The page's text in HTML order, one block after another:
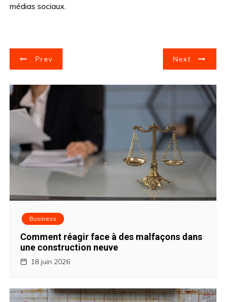
médias sociaux.
N
a
v
g
a
e
Prev Next
Business
Comment réagir face à des malfaçons dans
une construction neuve
18 juin 2026